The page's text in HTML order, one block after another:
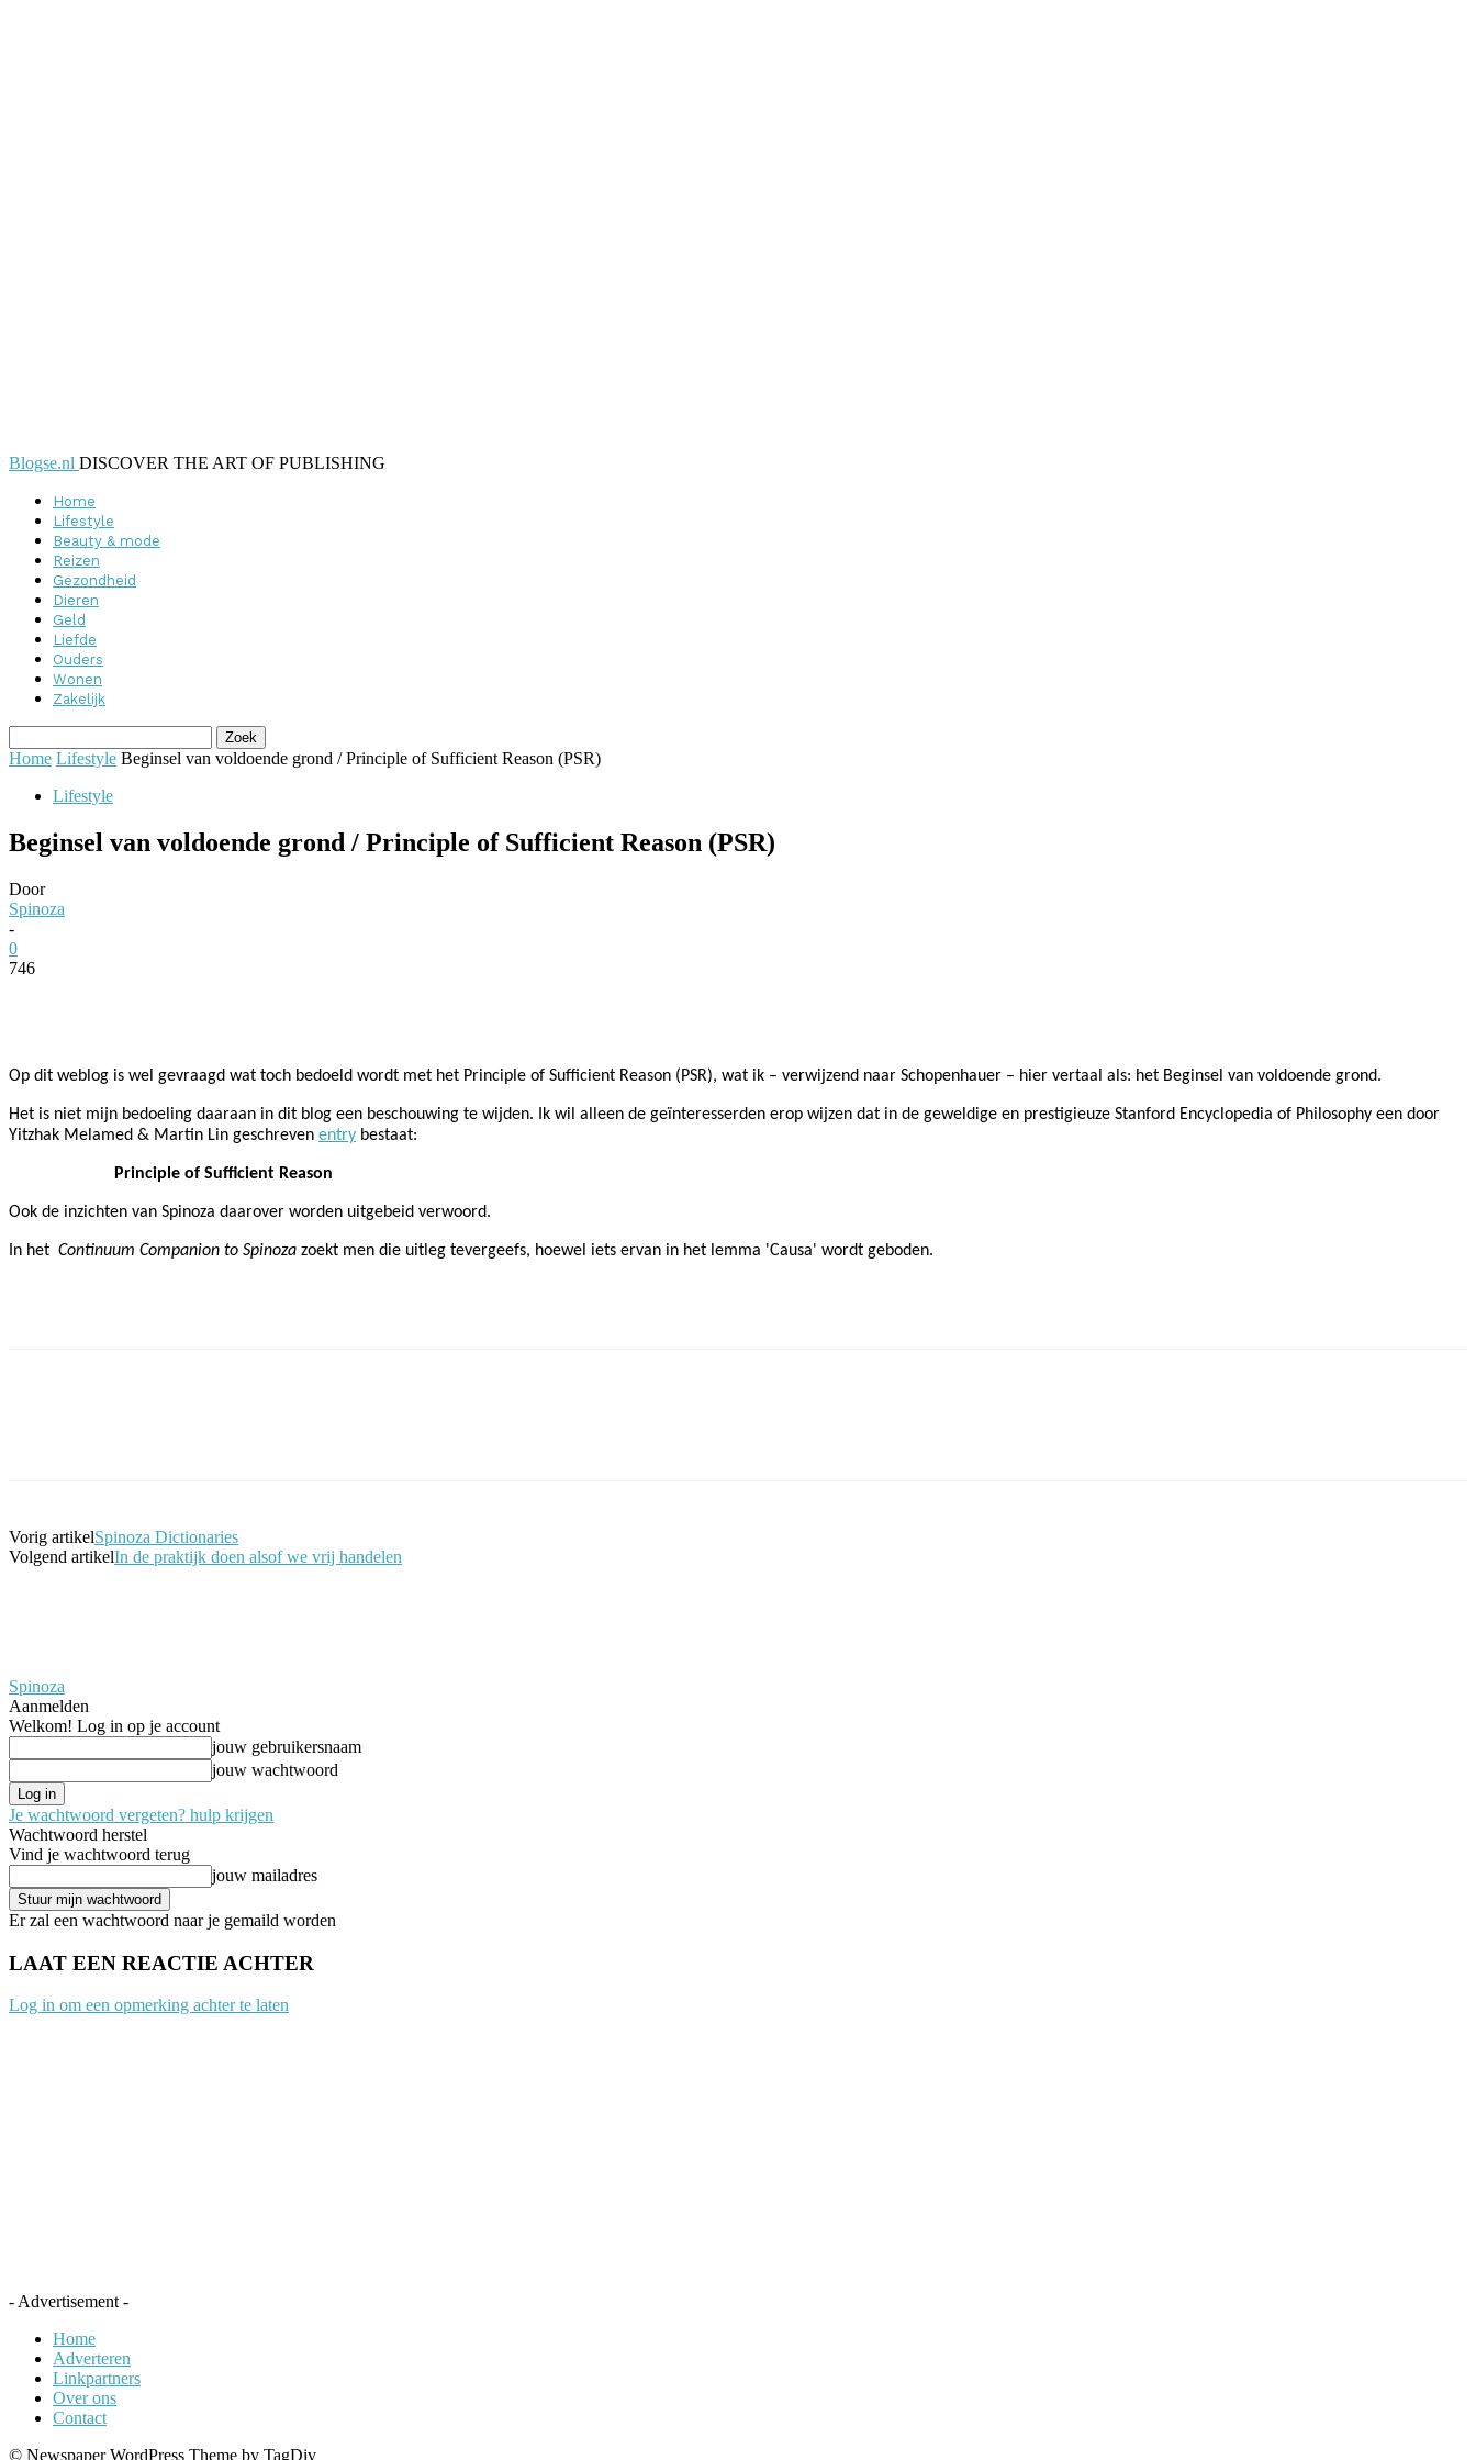
Blogse.nl DISCOVER THE ART OF PUBLISHING
Home
Lifestyle
Beauty & mode
Reizen
Gezondheid
Dieren
Geld
Liefde
Ouders
Wonen
Zakelijk
Home Lifestyle Beginsel van voldoende grond / Principle of Sufficient Reason (PSR)
Lifestyle
Beginsel van voldoende grond / Principle of Sufficient Reason (PSR)
Door
Spinoza
-
0
746
Op dit weblog is wel gevraagd wat toch bedoeld wordt met het Principle of Sufficient Reason (PSR), wat ik – verwijzend naar Schopenhauer – hier vertaal als: het Beginsel van voldoende grond.
Het is niet mijn bedoeling daaraan in dit blog een beschouwing te wijden. Ik wil alleen de geïnteresserden erop wijzen dat in de geweldige en prestigieuze Stanford Encyclopedia of Philosophy een door
Yitzhak Melamed & Martin Lin geschreven entry bestaat:
Principle of Sufficient Reason
Ook de inzichten van Spinoza daarover worden uitgebeid verwoord.
In het Continuum Companion to Spinoza zoekt men die uitleg tevergeefs, hoewel iets ervan in het lemma 'Causa' wordt geboden.
Vorig artikelSpinoza Dictionaries
Volgend artikelIn de praktijk doen alsof we vrij handelen
Spinoza
Aanmelden
Welkom! Log in op je account
jouw gebruikersnaam
jouw wachtwoord
Je wachtwoord vergeten? hulp krijgen
Wachtwoord herstel
Vind je wachtwoord terug
jouw mailadres
Er zal een wachtwoord naar je gemaild worden
LAAT EEN REACTIE ACHTER
Log in om een opmerking achter te laten
- Advertisement -
Home
Adverteren
Linkpartners
Over ons
Contact
© Newspaper WordPress Theme by TagDiv